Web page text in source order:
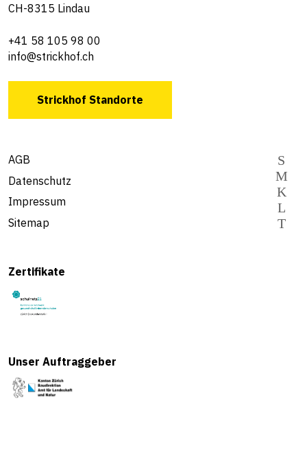
CH-8315 Lindau
+41 58 105 98 00
info@strickhof.ch
Strickhof Standorte
AGB
Datenschutz
Impressum
Sitemap
Zertifikate
Unser Auftraggeber